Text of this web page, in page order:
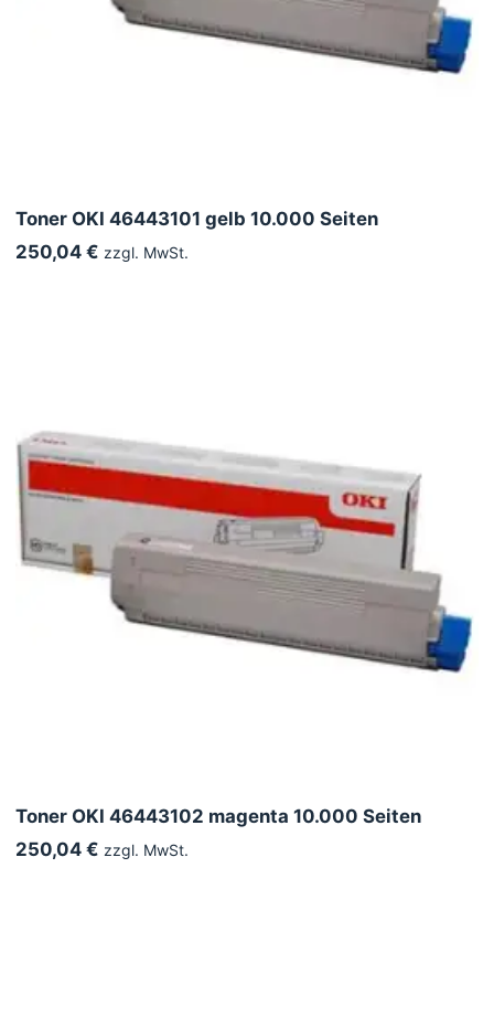
Toner OKI 46443101 gelb 10.000 Seiten
250,04 € zzgl. MwSt.
Toner OKI 46443102 magenta 10.000 Seiten
250,04 € zzgl. MwSt.